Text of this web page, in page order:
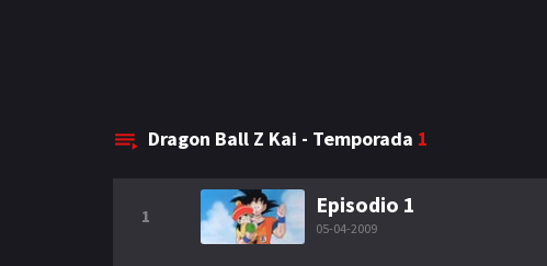
Dragon Ball Z Kai - Temporada 1
1 Episodio 1
05-04-2009